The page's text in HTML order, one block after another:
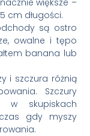
cm długości.
są ostro
owalne i tępo
banana lub
i szczura różnią
Szczury
w skupiskach
gdy myszy